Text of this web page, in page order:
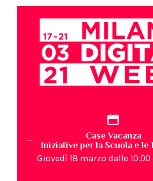
Case Vacanza
Iniziative per la Scuola e le
Giovedì 18 marzo dalle 10.00